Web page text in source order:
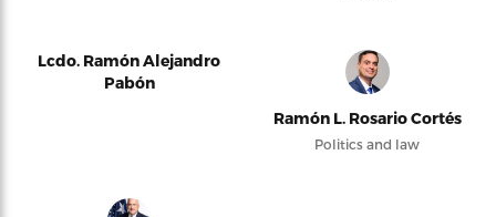
Lcdo. Ramón Alejandro
Pabón
Ramón L. Rosario Cortés
Politics and law